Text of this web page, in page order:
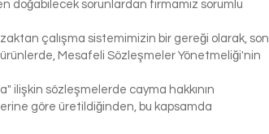
doğabilecek sorunlardan firmamız sorumlu
çalışma sistemimizin bir gereği olarak, son
Mesafeli Sözleşmeler Yönetmeliği'nin
ilişkin sözleşmelerde cayma hakkının
göre üretildiğinden, bu kapsamda